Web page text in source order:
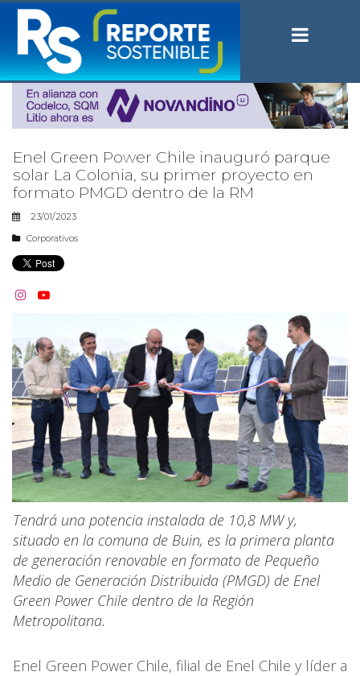
Enel Green Power Chile inauguró parque
solar La Colonia, su primer proyecto en
formato PMGD dentro de la RM
23/01/2023
Corporativos
 
Tendrá una potencia instalada de 10,8 MW y,
situado en la comuna de Buin, es la primera planta
de generación renovable en formato de Pequeño
Medio de Generación Distribuida (PMGD) de Enel
Green Power Chile dentro de la Región
Metropolitana.
Enel Green Power Chile, filial de Enel Chile y líder a